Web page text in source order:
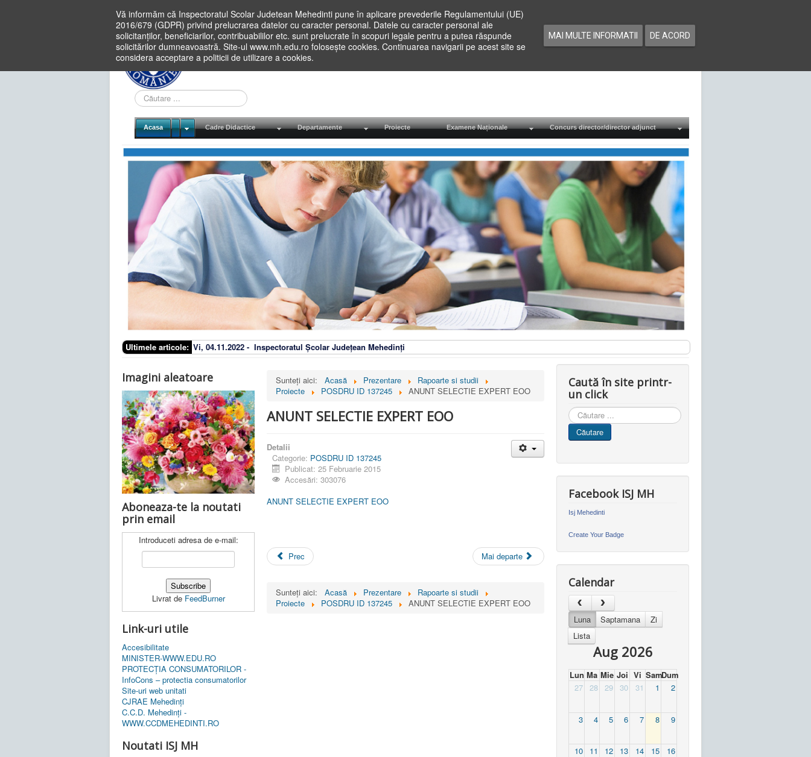
Vă informăm că Inspectoratul Scolar Judetean Mehedinti pune în aplicare prevederile Regulamentului (UE)
2016/679 (GDPR) privind prelucrarea datelor cu caracter personal. Datele cu caracter personal ale
solicitanților, beneficiarilor, contribuabililor etc. sunt prelucrate în scopuri legale pentru a putea răspunde
solicitărilor dumneavoastră. Site-ul www.mh.edu.ro folosește cookies. Continuarea navigarii pe acest site se
considera acceptare a politicii de utilizare a cookies.
MAI MULTE INFORMATII DE ACORD
Cauta
in
site
Acasa Cadre Didactice Departamente Proiecte Examene Naționale Concurs director/director adjunct
Ultimele articole: Vi, 04.11.2022 - Inspectoratul Școlar Județean Mehedinți
Imagini aleatoare
Aboneaza-te la noutati
prin email
Introduceti adresa de e-mail:
Livrat de FeedBurner
Link-uri utile
Accesibilitate
MINISTER-WWW.EDU.RO
PROTECȚIA CONSUMATORILOR -
InfoCons – protectia consumatorilor
Site-uri web unitati
CJRAE Mehedinți
C.C.D. Mehedinţi -
WWW.CCDMEHEDINTI.RO
Noutati ISJ MH
Sunteți aici: Acasă Prezentare
Rapoarte si studii
Proiecte
POSDRU ID 137245 ANUNT SELECTIE EXPERT EOO
ANUNT SELECTIE EXPERT EOO
Detalii
Categorie: POSDRU ID 137245
Publicat: 25 Februarie 2015
Accesări: 303076
ANUNT SELECTIE EXPERT EOO
Prec Mai departe
Sunteți aici: Acasă Prezentare
Rapoarte si studii
Proiecte
POSDRU ID 137245 ANUNT SELECTIE EXPERT EOO
Caută în site printr-
un click
Cauta
in
site
Căutare
Facebook ISJ MH
Isj Mehedinti
Create Your Badge
Calendar
Luna Saptamana
Zi
Lista
Aug 2026
Lun Ma Mie Joi Vi SamDum
27
28 29 30 31 1 2
3 4 5 6 7 8 9
10 11 12 13 14 15 16